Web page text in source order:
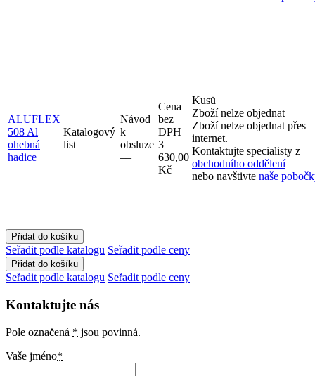
ALUFLEX
508 Al
ohebná
hadice
Katalogový
list
Návod
k
obsluze
–⁠–⁠
Cena
bez
DPH
3
630,00
Kč
Kusů
Zboží nelze objednat
Zboží nelze objednat přes
internet.
Kontaktujte specialisty z
obchodního oddělení
nebo navštivte naše
Seřadit podle katalogu Seřadit podle ceny
Seřadit podle katalogu Seřadit podle ceny
Kontaktujte nás
Pole označená * jsou povinná.
Vaše jméno*